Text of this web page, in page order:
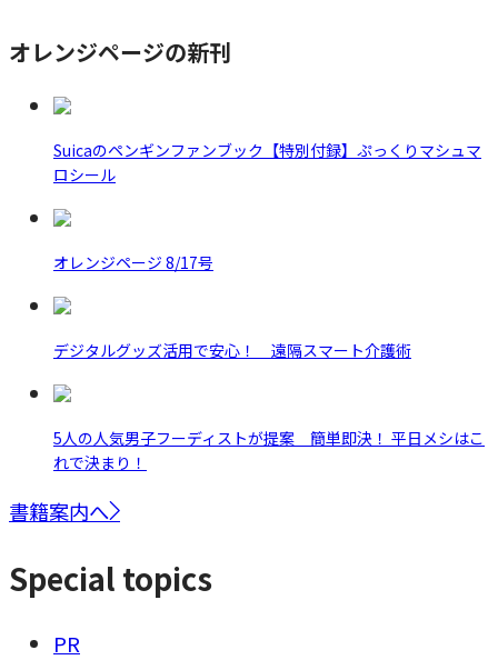
オレンジページの新刊
Suicaのペンギンファンブック【特別付録】ぷっくりマシュマ
ロシール
オレンジページ 8/17号
デジタルグッズ活用で安心！ 遠隔スマート介護術
5人の人気男子フーディストが提案 簡単即決！ 平日メシはこ
れで決まり！
書籍案内へ
Special topics
PR